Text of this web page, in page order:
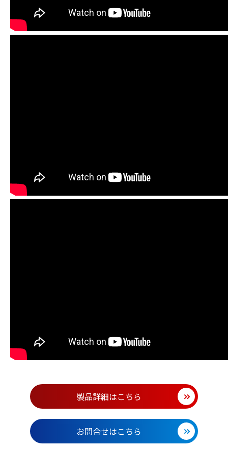
製品詳細はこちら
お問合せはこちら